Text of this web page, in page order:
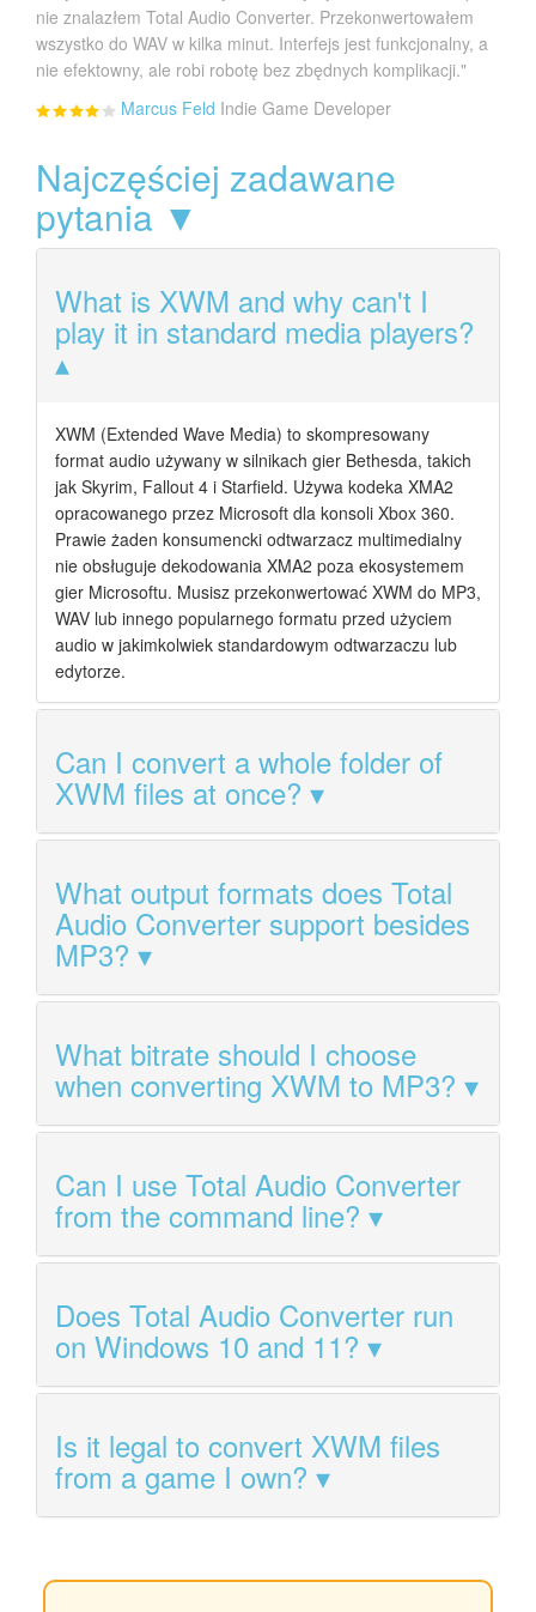
nie znalazłem Total Audio Converter. Przekonwertowałem
wszystko do WAV w kilka minut. Interfejs jest funkcjonalny, a
nie efektowny, ale robi robotę bez zbędnych komplikacji."
Marcus Feld Indie Game Developer
Najczęściej zadawane
pytania ▼
What is XWM and why can't I
play it in standard media players?
XWM (Extended Wave Media) to skompresowany
format audio używany w silnikach gier Bethesda, takich
jak Skyrim, Fallout 4 i Starfield. Używa kodeka XMA2
opracowanego przez Microsoft dla konsoli Xbox 360.
Prawie żaden konsumencki odtwarzacz multimedialny
nie obsługuje dekodowania XMA2 poza ekosystemem
gier Microsoftu. Musisz przekonwertować XWM do MP3,
WAV lub innego popularnego formatu przed użyciem
audio w jakimkolwiek standardowym odtwarzaczu lub
edytorze.
Can I convert a whole folder of
XWM files at once?
What output formats does Total
Audio Converter support besides
MP3?
What bitrate should I choose
when converting XWM to MP3?
Can I use Total Audio Converter
from the command line?
Does Total Audio Converter run
on Windows 10 and 11?
Is it legal to convert XWM files
from a game I own?